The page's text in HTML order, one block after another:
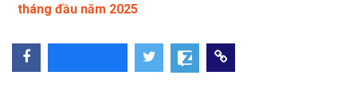
tháng đầu năm 2025